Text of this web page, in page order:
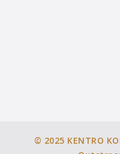
© 2025 KENTRO